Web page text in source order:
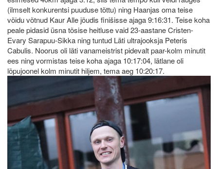
(ilmselt konkurentsi puuduse tõttu) ning Haanjas oma teise
võidu võtnud Kaur Alle jõudis finišisse ajaga 9:16:31. Teise koha
peale pidasid üsna tõsise heitluse vaid 23-aastane Cristen-
Evary Sarapuu-Sikka ning tuntud Läti ultrajooksja Peteris
Cabulis. Noorus oli läti vanameistrist pidevalt paar-kolm minutit
ees ning vormistas teise koha ajaga 10:17:04, lätlane oli
lõpujoonel kolm minutit hiljem, tema aeg 10:20:17.